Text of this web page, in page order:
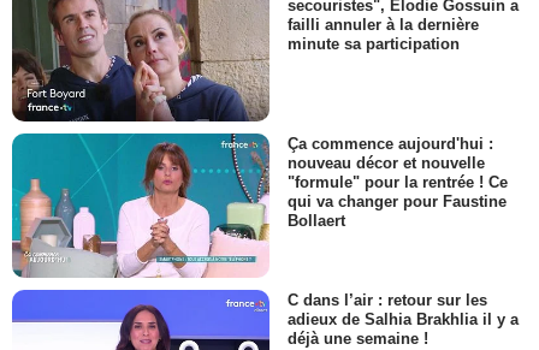
secouristes", Elodie Gossuin a
failli annuler à la dernière
minute sa participation
Ça commence aujourd'hui :
nouveau décor et nouvelle
"formule" pour la rentrée ! Ce
qui va changer pour Faustine
Bollaert
C dans l’air : retour sur les
adieux de Salhia Brakhlia il y a
déjà une semaine !